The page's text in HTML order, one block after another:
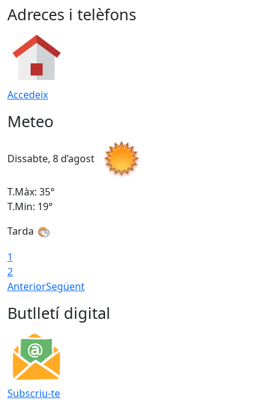
Adreces i telèfons
Accedeix
Meteo
Dissabte, 8 d’agost
T.Màx: 35°
T.Min: 19°
Tarda
1
2
AnteriorSegüent
Butlletí digital
Subscriu-te